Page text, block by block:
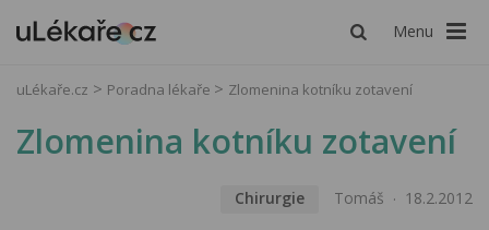
Menu
uLékaře.cz Poradna lékaře Zlomenina kotníku zotavení
Zlomenina kotníku zotavení
Chirurgie Tomáš 18.2.2012